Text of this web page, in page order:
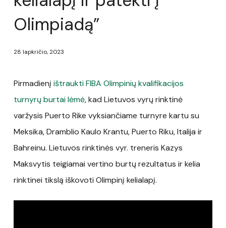
Olimpiadą”
28 lapkričio, 2023
Pirmadienį ištraukti FIBA Olimpinių kvalifikacijos
turnyrų burtai lėmė, kad Lietuvos vyrų rinktinė
varžysis Puerto Rike vyksiančiame turnyre kartu su
Meksika, Dramblio Kaulo Krantu, Puerto Riku, Italija ir
Bahreinu. Lietuvos rinktinės vyr. treneris Kazys
Maksvytis teigiamai vertino burtų rezultatus ir kelia
rinktinei tikslą iškovoti Olimpinį kelialapį.